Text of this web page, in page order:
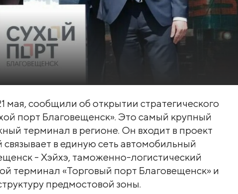
мая, сообщили об открытии стратегического
порт Благовещенск». Это самый крупный
терминал в регионе. Он входит в проект
в единую сеть автомобильный
- Хэйхэ, таможенно-логистический
терминал «Торговый порт Благовещенск» и
предмостовой зоны.